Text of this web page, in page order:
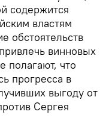
содержится
властям
обстоятельств
винновых
полагают, что
прогресса в
выгоду от
Сергея